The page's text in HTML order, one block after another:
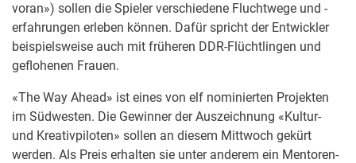
voran») sollen die Spieler verschiedene Fluchtwege und -
erfahrungen erleben können. Dafür spricht der Entwickler
beispielsweise auch mit früheren DDR-Flüchtlingen und
geflohenen Frauen.
«The Way Ahead» ist eines von elf nominierten Projekten
im Südwesten. Die Gewinner der Auszeichnung «Kultur-
und Kreativpiloten» sollen an diesem Mittwoch gekürt
werden. Als Preis erhalten sie unter anderem ein Mentoren-